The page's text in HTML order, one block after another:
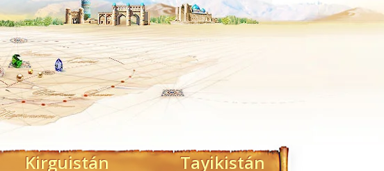
Kirguistán Tayikistán